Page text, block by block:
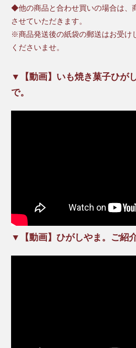
◆他の商品と合わせ買いの場合は、
させていただきます。
※商品発送後の紙袋の郵送はお受け
くださいませ。
▼【動画】いも焼き菓子ひが
で。
▼【動画】ひがしやま。ご紹